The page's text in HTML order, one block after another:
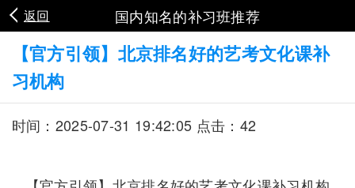
返回 国内知名的补习班推荐
【官方引领】北京排名好的艺考文化课补
习机构
时间：2025-07-31 19:42:05 点击：42